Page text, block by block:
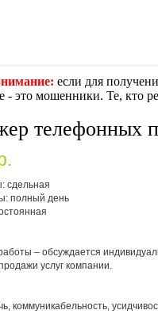
если для
- это мошенники. Те, кто
телефонных
сдельная
полный день
– обсуждается
услуг компании.
коммуникабельность,